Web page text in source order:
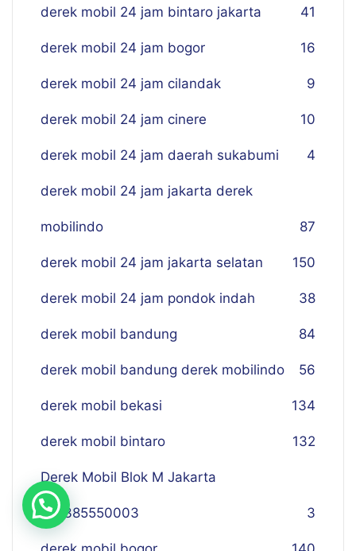
derek mobil 24 jam bintaro jakarta 41
derek mobil 24 jam bogor 16
derek mobil 24 jam cilandak 9
derek mobil 24 jam cinere 10
derek mobil 24 jam daerah sukabumi 4
derek mobil 24 jam jakarta derek
mobilindo 87
derek mobil 24 jam jakarta selatan 150
derek mobil 24 jam pondok indah 38
derek mobil bandung 84
derek mobil bandung derek mobilindo 56
derek mobil bekasi 134
derek mobil bintaro 132
Derek Mobil Blok M Jakarta
081385550003 3